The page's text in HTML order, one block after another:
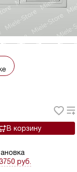
В корзину
руб.